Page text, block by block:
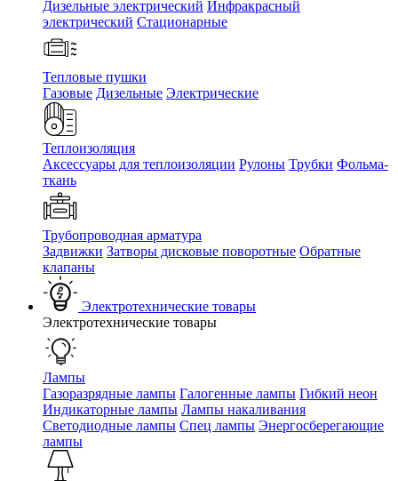
Дизельные электрический Инфракрасный
электрический Стационарные
Тепловые пушки
Газовые Дизельные Электрические
Теплоизоляция
Аксессуары для теплоизоляции Рулоны Трубки Фольма-
ткань
Трубопроводная арматура
Задвижки Затворы дисковые поворотные Обратные
клапаны
Электротехнические товары
Электротехнические товары
Лампы
Газоразрядные лампы Галогенные лампы Гибкий неон
Индикаторные лампы Лампы накаливания
Светодиодные лампы Спец лампы Энергосберегающие
лампы